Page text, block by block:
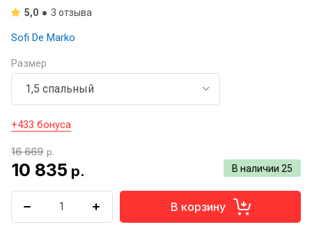
5,0 3 отзыва
Sofi De Marko
Размер
+433 бонуса
В наличии 25
16 669 р.
10 835 р.
В корзину